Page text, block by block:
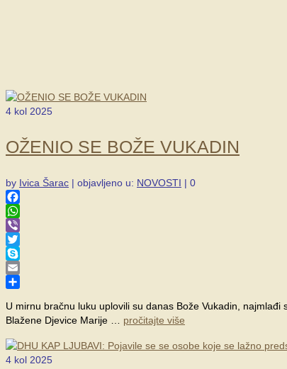
4 kol 2025
OŽENIO SE BOŽE VUKADIN
by Ivica Šarac | objavljeno u: NOVOSTI | 0
Facebook
WhatsApp
Viber
Twitter
Skype
Email
U mirnu bračnu luku uplovili su danas Bože Vukadin,
Blažene Djevice Marije … pročitajte više
4 kol 2025